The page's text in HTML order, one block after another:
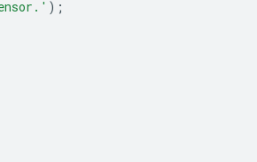
);